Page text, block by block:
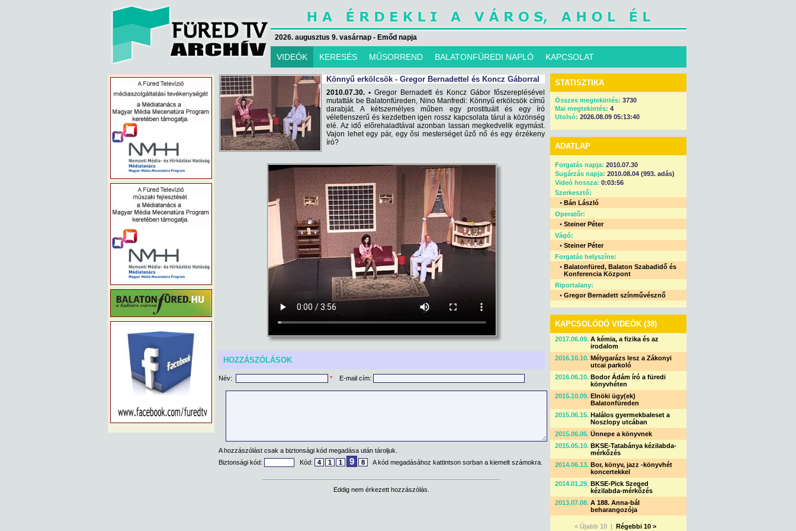
2026. augusztus 9. vasárnap - Emőd napja
VIDEÓK KERESÉS MŰSORREND BALATONFÜREDI NAPLÓ KAPCSOLAT
Könnyű erkölcsök - Gregor Bernadettel és Koncz Gáborral
2010.07.30. • Gregor Bernadett és Koncz Gábor főszereplésével
mutatták be Balatonfüreden, Nino Manfredi: Könnyű erkölcsök című
darabját. A kétszemélyes műben egy prostituált és egy író
véletlenszerű és kezdetben igen rossz kapcsolata tárul a közönség
elé. Az idő előrehaladtával azonban lassan megkedvelik egymást.
Vajon lehet egy pár, egy ősi mesterséget űző nő és egy érzékeny
író?
HOZZÁSZÓLÁSOK
Név: * E-mail cím:
A hozzászólást csak a biztonsági kód megadása után tároljuk.
Biztonsági kód:
Kód: 4 1 1 9 8 A kód megadásához kattintson sorban a kiemelt számokra.
Eddig nem érkezett hozzászólás.
STATISZTIKA
Összes megtekintés: 3730
Mai megtekintés: 4
Utolsó: 2026.08.09 05:13:40
ADATLAP
Forgatás napja: 2010.07.30
Sugárzás napja: 2010.08.04 (993. adás)
Videó hossza: 0:03:56
Szerkesztő:
• Bán László
Operatőr:
• Steiner Péter
Vágó:
• Steiner Péter
Forgatás helyszíne:
• Balatonfüred, Balaton Szabadidő és
Konferencia Központ
Riportalany:
• Gregor Bernadett színművésznő
KAPCSOLÓDÓ VIDEÓK (38)
2017.06.09. A kémia, a fizika és az
irodalom
2016.10.10. Mélygarázs lesz a Zákonyi
utcai parkoló
2016.06.10. Bodor Ádám író a füredi
könyvhéten
2015.10.09. Elnöki ügy(ek)
Balatonfüreden
2015.06.15. Halálos gyermekbaleset a
Noszlopy utcában
2015.06.06. Ünnepe a könyvnek
2015.05.10. BKSE-Tatabánya kézilabda-
mérkőzés
2014.06.13. Bor, könyv, jazz -könyvhét
koncertekkel
2014.01.29. BKSE-Pick Szeged
kézilabda-mérkőzés
2013.07.08. A 188. Anna-bál
beharangozója
< Újabb 10 | Régebbi 10 >